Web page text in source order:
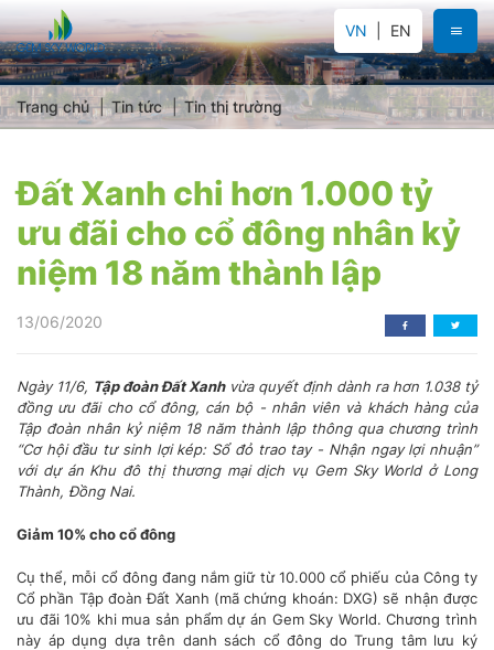
VN EN
Trang chủ Tin tức Tin thị trường
Đất Xanh chi hơn 1.000 tỷ
ưu đãi cho cổ đông nhân kỷ
niệm 18 năm thành lập
13/06/2020
Ngày 11/6, Tập đoàn Đất Xanhvừa quyết định dành ra hơn 1.038 tỷ
đồng ưu đãi cho cổ đông, cán bộ - nhân viên và khách hàng của
Tập đoàn nhân kỷ niệm 18 năm thành lập thông qua chương trình
“Cơ hội đầu tư sinh lợi kép: Sổ đỏ trao tay - Nhận ngay lợi nhuận”
với dự án Khu đô thị thương mại dịch vụ Gem Sky World ở Long
Thành, Đồng Nai.
Giảm 10% cho cổ đông
Cụ thể, mỗi cổ đông đang nắm giữ từ 10.000 cổ phiếu của Công ty
Cổ phần Tập đoàn Đất Xanh (mã chứng khoán: DXG) sẽ nhận được
ưu đãi 10% khi mua sản phẩm dự án Gem Sky World. Chương trình
này áp dụng dựa trên danh sách cổ đông do Trung tâm lưu ký